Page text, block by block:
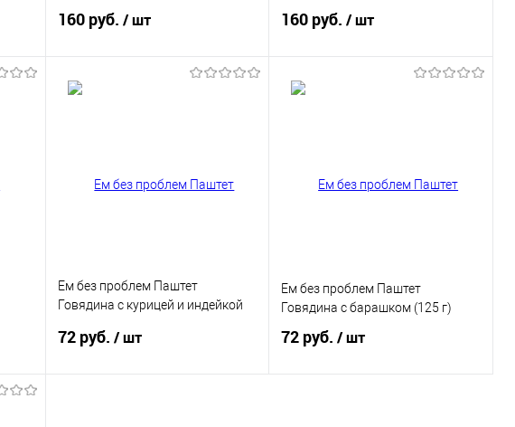
160 руб. / шт 160 руб./ шт
Ем без проблем Паштет
Говядина с курицей и индейкой
72 руб. / шт
Ем без проблем Паштет
Говядина с барашком (125 г)
72 руб./ шт